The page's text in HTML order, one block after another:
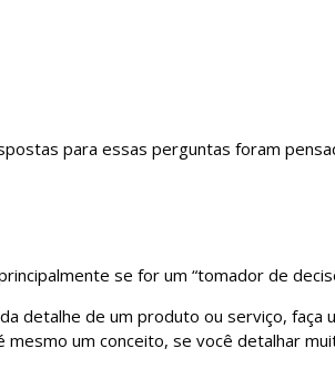
para essas perguntas foram
se for um “tomador de
detalhe de um produto ou serviço, faça
um conceito, se você detalhar